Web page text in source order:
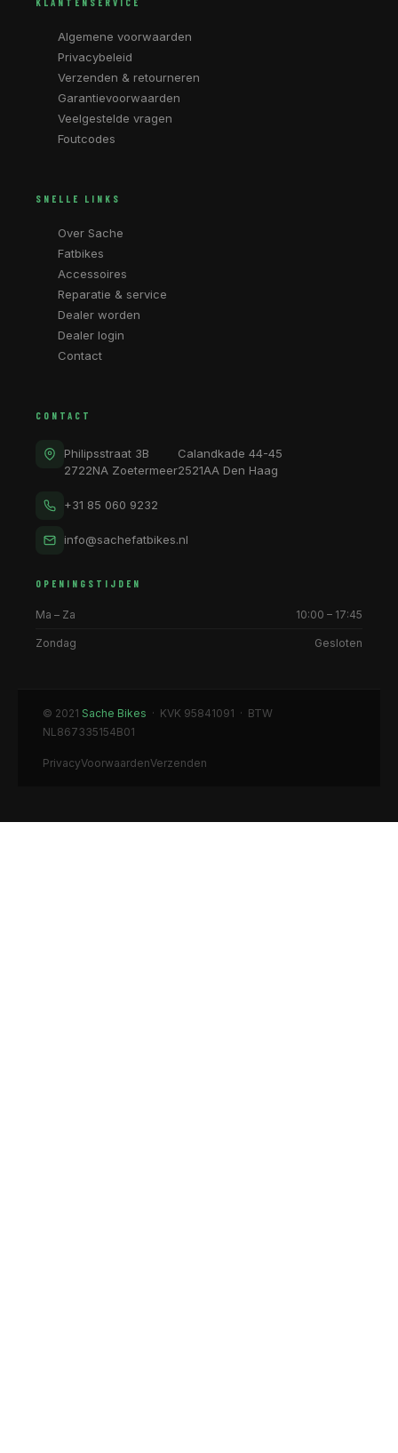
Algemene voorwaarden
Privacybeleid
Verzenden & retourneren
Garantievoorwaarden
Veelgestelde vragen
Foutcodes
SNELLE LINKS
Over Sache
Fatbikes
Accessoires
Reparatie & service
Dealer worden
Dealer login
Contact
CONTACT
Philipsstraat 3B
2722NA Zoetermeer
Calandkade 44-45
2521AA Den Haag
+31 85 060 9232
info@sachefatbikes.nl
OPENINGSTIJDEN
Ma – Za 10:00 – 17:45
Zondag Gesloten
© 2021 Sache Bikes · KVK 95841091 · BTW
NL867335154B01
PrivacyVoorwaardenVerzenden